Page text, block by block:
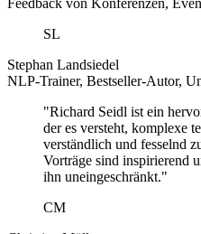
Feedback von Konferenzen,
SL
Stephan Landsiedel
NLP-Trainer, Bestseller-Autor,
"Richard Seidl ist ein
der es versteht, komplexe
verständlich und fesselnd
Vorträge sind inspirierend
ihn uneingeschränkt."
CM